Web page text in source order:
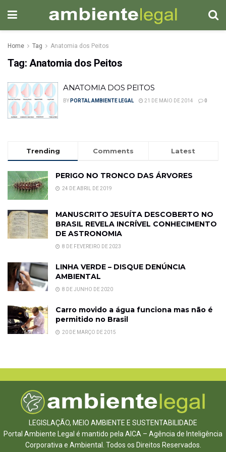
Home Tag Anatomia dos Peitos
Tag: Anatomia dos Peitos
ANATOMIA DOS PEITOS
BY PORTAL AMBIENTE LEGAL 21 DE MAIO DE 2014 0
Trending Comments Latest
PERIGO NO TRONCO DAS ÁRVORES
24 DE ABRIL DE 2019
MANUSCRITO JESUÍTA DESCOBERTO NO
BRASIL REVELA INCRÍVEL CONHECIMENTO
DE ASTRONOMIA
8 DE FEVEREIRO DE 2023
LINHA VERDE – DISQUE DENÚNCIA
AMBIENTAL
8 DE JUNHO DE 2020
Carro movido a água funciona mas não é
permitido no Brasil
20 DE MARÇO DE 2015
LEGISLAÇÃO, MEIO AMBIENTE E SUSTENTABILIDADE
Portal Ambiente Legal é mantido pela AICA – Agência de Inteligência
Corporativa e Ambiental. Todos os Direitos Reservados.